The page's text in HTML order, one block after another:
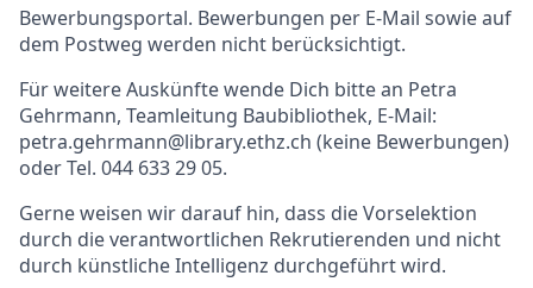
Bewerbungsportal. Bewerbungen per E-Mail sowie auf
dem Postweg werden nicht berücksichtigt.
Für weitere Auskünfte wende Dich bitte an Petra
Gehrmann, Teamleitung Baubibliothek, E-Mail:
petra.gehrmann@library.ethz.ch (keine Bewerbungen)
oder Tel. 044 633 29 05.
Gerne weisen wir darauf hin, dass die Vorselektion
durch die verantwortlichen Rekrutierenden und nicht
durch künstliche Intelligenz durchgeführt wird.